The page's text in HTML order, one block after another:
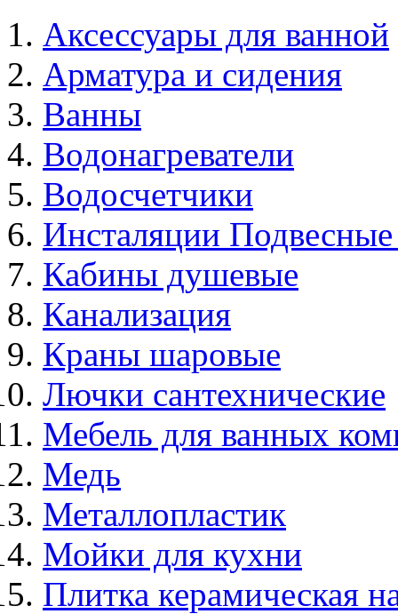
Аксессуары для ванной
Арматура и сидения
Ванны
Водонагреватели
Водосчетчики
Инсталяции
Кабины душевые
Канализация
Краны шаровые
Лючки сантехнические
Мебель для ванных
Медь
Металлопластик
Мойки для кухни
Плитка керамическая